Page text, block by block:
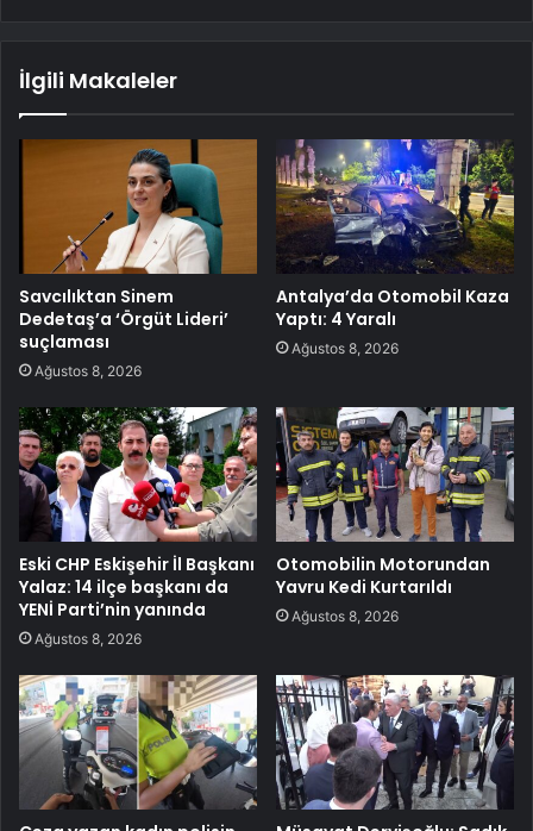
İlgili Makaleler
Savcılıktan Sinem
Dedetaş’a ‘Örgüt Lideri’
suçlaması
Ağustos 8, 2026
Antalya’da Otomobil Kaza
Yaptı: 4 Yaralı
Ağustos 8, 2026
Eski CHP Eskişehir İl Başkanı
Yalaz: 14 ilçe başkanı da
YENİ Parti’nin yanında
Ağustos 8, 2026
Otomobilin Motorundan
Yavru Kedi Kurtarıldı
Ağustos 8, 2026